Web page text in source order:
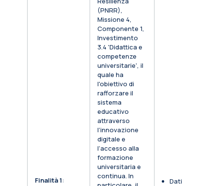
Finalità 1:
(PNRR),
Missione 4,
Componente 1,
Investimento
3.4 'Didattica e
competenze
universitarie', il
quale ha
l'obiettivo di
rafforzare il
sistema
educativo
attraverso
l’innovazione
digitale e
l’accesso alla
formazione
universitaria e
continua. In
Dati